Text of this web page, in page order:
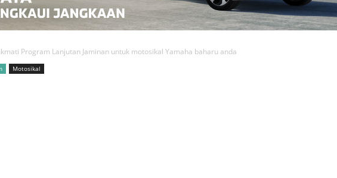
Program Lanjutan Jaminan untuk motosikal Yamaha baharu anda
Motosikal